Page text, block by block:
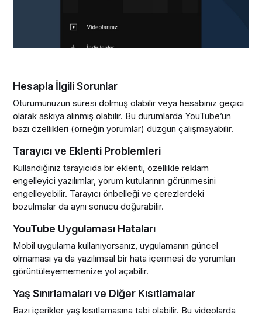
Hesapla İlgili Sorunlar
Oturumunuzun süresi dolmuş olabilir veya hesabınız geçici
olarak askıya alınmış olabilir. Bu durumlarda YouTube’un
bazı özellikleri (örneğin yorumlar) düzgün çalışmayabilir.
Tarayıcı ve Eklenti Problemleri
Kullandığınız tarayıcıda bir eklenti, özellikle reklam
engelleyici yazılımlar, yorum kutularının görünmesini
engelleyebilir. Tarayıcı önbelleği ve çerezlerdeki
bozulmalar da aynı sonucu doğurabilir.
YouTube Uygulaması Hataları
Mobil uygulama kullanıyorsanız, uygulamanın güncel
olmaması ya da yazılımsal bir hata içermesi de yorumları
görüntüleyememenize yol açabilir.
Yaş Sınırlamaları ve Diğer Kısıtlamalar
Bazı içerikler yaş kısıtlamasına tabi olabilir. Bu videolarda